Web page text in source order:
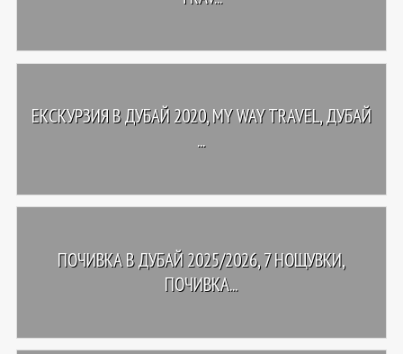
ЕКСКУРЗИЯ В ДУБАЙ 2020, MY WAY TRAVEL, ДУБАЙ
...
ПОЧИВКА В ДУБАЙ 2025/2026, 7 НОЩУВКИ,
ПОЧИВКА...